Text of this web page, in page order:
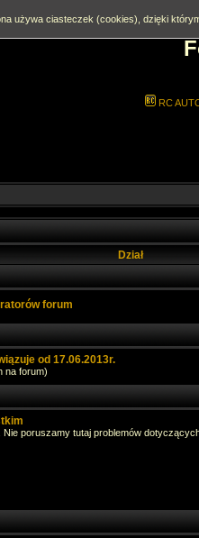
RC
Dział
forum
od 17.06.2013r.
na forum)
poruszamy tutaj problemów
używa ciasteczek (cookies), dzięki